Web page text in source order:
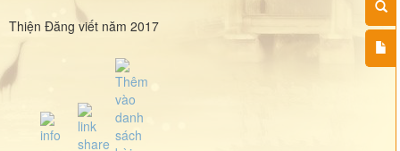
Thiện Đăng viết năm 2017